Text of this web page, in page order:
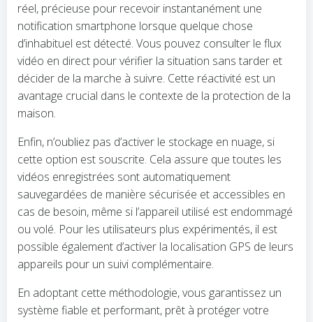
réel, précieuse pour recevoir instantanément une
notification smartphone lorsque quelque chose
d’inhabituel est détecté. Vous pouvez consulter le flux
vidéo en direct pour vérifier la situation sans tarder et
décider de la marche à suivre. Cette réactivité est un
avantage crucial dans le contexte de la protection de la
maison.
Enfin, n’oubliez pas d’activer le stockage en nuage, si
cette option est souscrite. Cela assure que toutes les
vidéos enregistrées sont automatiquement
sauvegardées de manière sécurisée et accessibles en
cas de besoin, même si l’appareil utilisé est endommagé
ou volé. Pour les utilisateurs plus expérimentés, il est
possible également d’activer la localisation GPS de leurs
appareils pour un suivi complémentaire.
En adoptant cette méthodologie, vous garantissez un
système fiable et performant, prêt à protéger votre